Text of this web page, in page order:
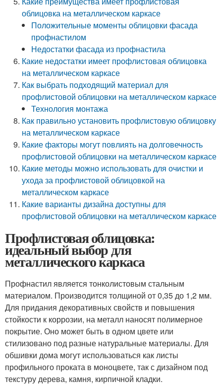
облицовка на металлическом каркасе
Положительные моменты облицовки фасада
профнастилом
Недостатки фасада из профнастила
Какие недостатки имеет профлистовая облицовка
на металлическом каркасе
Как выбрать подходящий материал для
профлистовой облицовки на металлическом каркасе
Технология монтажа
Как правильно установить профлистовую облицовку
на металлическом каркасе
Какие факторы могут повлиять на долговечность
профлистовой облицовки на металлическом каркасе
Какие методы можно использовать для очистки и
ухода за профлистовой облицовкой на
металлическом каркасе
Какие варианты дизайна доступны для
профлистовой облицовки на металлическом каркасе
Профлистовая облицовка:
идеальный выбор для
металлического каркаса
Профнастил является тонколистовым стальным
материалом. Производится толщиной от 0,35 до 1,2 мм.
Для придания декоративных свойств и повышения
стойкости к коррозии, на металл наносят полимерное
покрытие. Оно может быть в одном цвете или
стилизовано под разные натуральные материалы. Для
обшивки дома могут использоваться как листы
профильного проката в моноцвете, так с дизайном под
текстуру дерева, камня, кирпичной кладки.